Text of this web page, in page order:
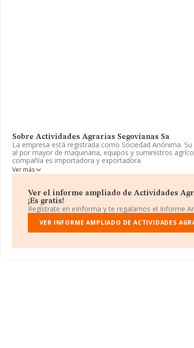
Sobre Actividades Agrarias Segovianas Sa
La empresa está registrada como Sociedad Anónima.
al por mayor de maquinaria, equipos y suministros
compañía es importadora y exportadora.
La compañíaActividades Agrarias Segovianas S.A,
En relación con el sector y disponiendo de los datos de
facturación en el ámbito nacional alcanza los 4.621
todas las compañías es de 1 millón de euros de ventas
información de la provincia de Segovia, en la base de
empresas, cuyas ventas han obtenido los 11 millones
antigüedad alcanza los 19 años desde la constitución.
Ver más
Ver el informe ampliado de Actividades
¡Es gratis!
Regístrate en eInforma y te regalamos el Informe
VER INFORME AMPLIADO DE ACTIVIDADES